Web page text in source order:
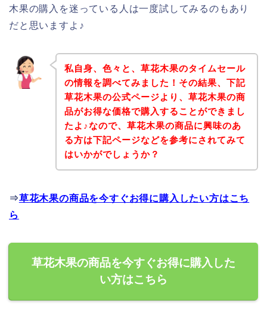
木果の購入を迷っている人は一度試してみるのもあり
だと思いますよ♪
私自身、色々と、草花木果のタイムセール
の情報を調べてみました！その結果、下記
草花木果の公式ページより、草花木果の商
品がお得な価格で購入することができまし
たよ♪なので、草花木果の商品に興味のあ
る方は下記ページなどを参考にされてみて
はいかがでしょうか？
⇒草花木果の商品を今すぐお得に購入したい方はこち
ら
草花木果の商品を今すぐお得に購入した
い方はこちら